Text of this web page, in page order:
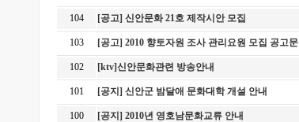
104 [공고] 신안문화 21호 제작시안 모집
103 [공고] 2010 향토자원 조사 관리요원 모집 공고문
102 [ktv]신안문화관련 방송안내
101 [공지] 신안군 밤달애 문화대학 개설 안내
100 [공지] 2010년 영호남문화교류 안내